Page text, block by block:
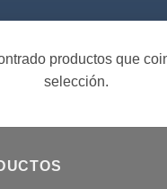
productos que
selección.